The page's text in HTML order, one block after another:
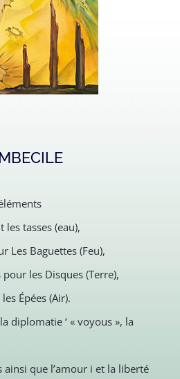
les tasses (eau),
Les Baguettes (Feu),
pour les Disques (Terre),
Épées (Air).
diplomatie ‘ « voyous », la
que l’amour i et la liberté